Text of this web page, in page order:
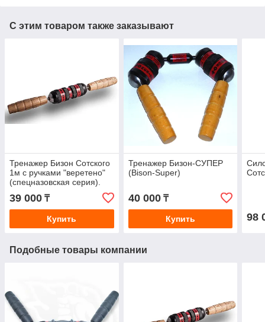
С этим товаром также заказывают
Тренажер Бизон Сотского
1м с ручками "веретено"
(спецназовская серия).
Тренировка кистей, рук и
предплечий
39 000 ₸
Купить
Тренажер Бизон-СУПЕР
(Bison-Super)
40 000₸
Купить 98
Подобные товары компании